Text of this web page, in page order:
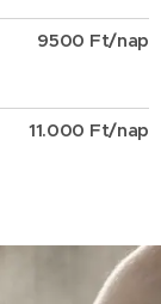
9500 Ft/nap
11.000 Ft/nap